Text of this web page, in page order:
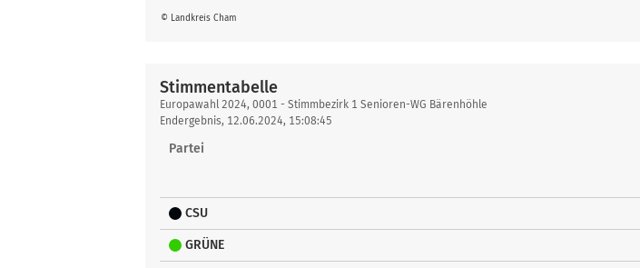
© Landkreis Cham
Stimmentabelle
Stimmentabelle
Europawahl 2024, 0001 - Stimmbezirk 1 Senioren-WG Bärenhöhle
Endergebnis, 12.06.2024, 15:08:45
Partei
CSU
GRÜNE